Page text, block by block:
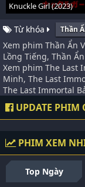
Knuckle Girl (2023)
Từ khóa Thần
Xem phim Thần Ẩn
Lồng Tiếng, Thần
Xem phim The Last
Minh, The Last
The Last Immortal
UPDATE PHIM
PHIM XEM
Top Ngày